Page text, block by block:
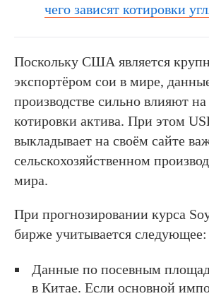
чего зависят котировки
Поскольку США является
экспортёром сои в мире,
производстве сильно влияют
котировки актива. При этом
выкладывает на своём сайте
сельскохозяйственном
мира.
При прогнозировании курса
бирже учитывается следующее:
Данные по посевным
в Китае. Если основной